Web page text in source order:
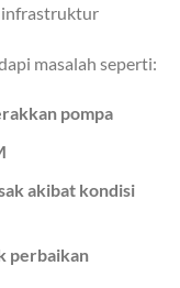
infrastruktur
masalah seperti:
pompa
akibat kondisi
perbaikan